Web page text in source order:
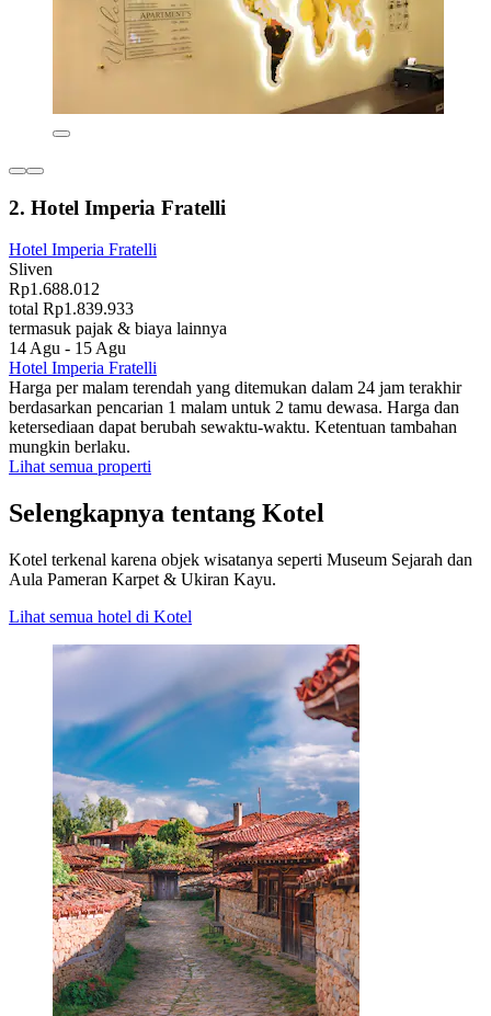
2. Hotel Imperia Fratelli
Hotel Imperia Fratelli
Sliven
Rp1.688.012
total Rp1.839.933
termasuk pajak & biaya lainnya
14 Agu - 15 Agu
Hotel Imperia Fratelli
Harga per malam terendah yang ditemukan dalam 24 jam terakhir
berdasarkan pencarian 1 malam untuk 2 tamu dewasa. Harga dan
ketersediaan dapat berubah sewaktu-waktu. Ketentuan tambahan
mungkin berlaku.
Lihat semua properti
Selengkapnya tentang Kotel
Kotel terkenal karena objek wisatanya seperti Museum Sejarah dan
Aula Pameran Karpet & Ukiran Kayu.
Lihat semua hotel di Kotel